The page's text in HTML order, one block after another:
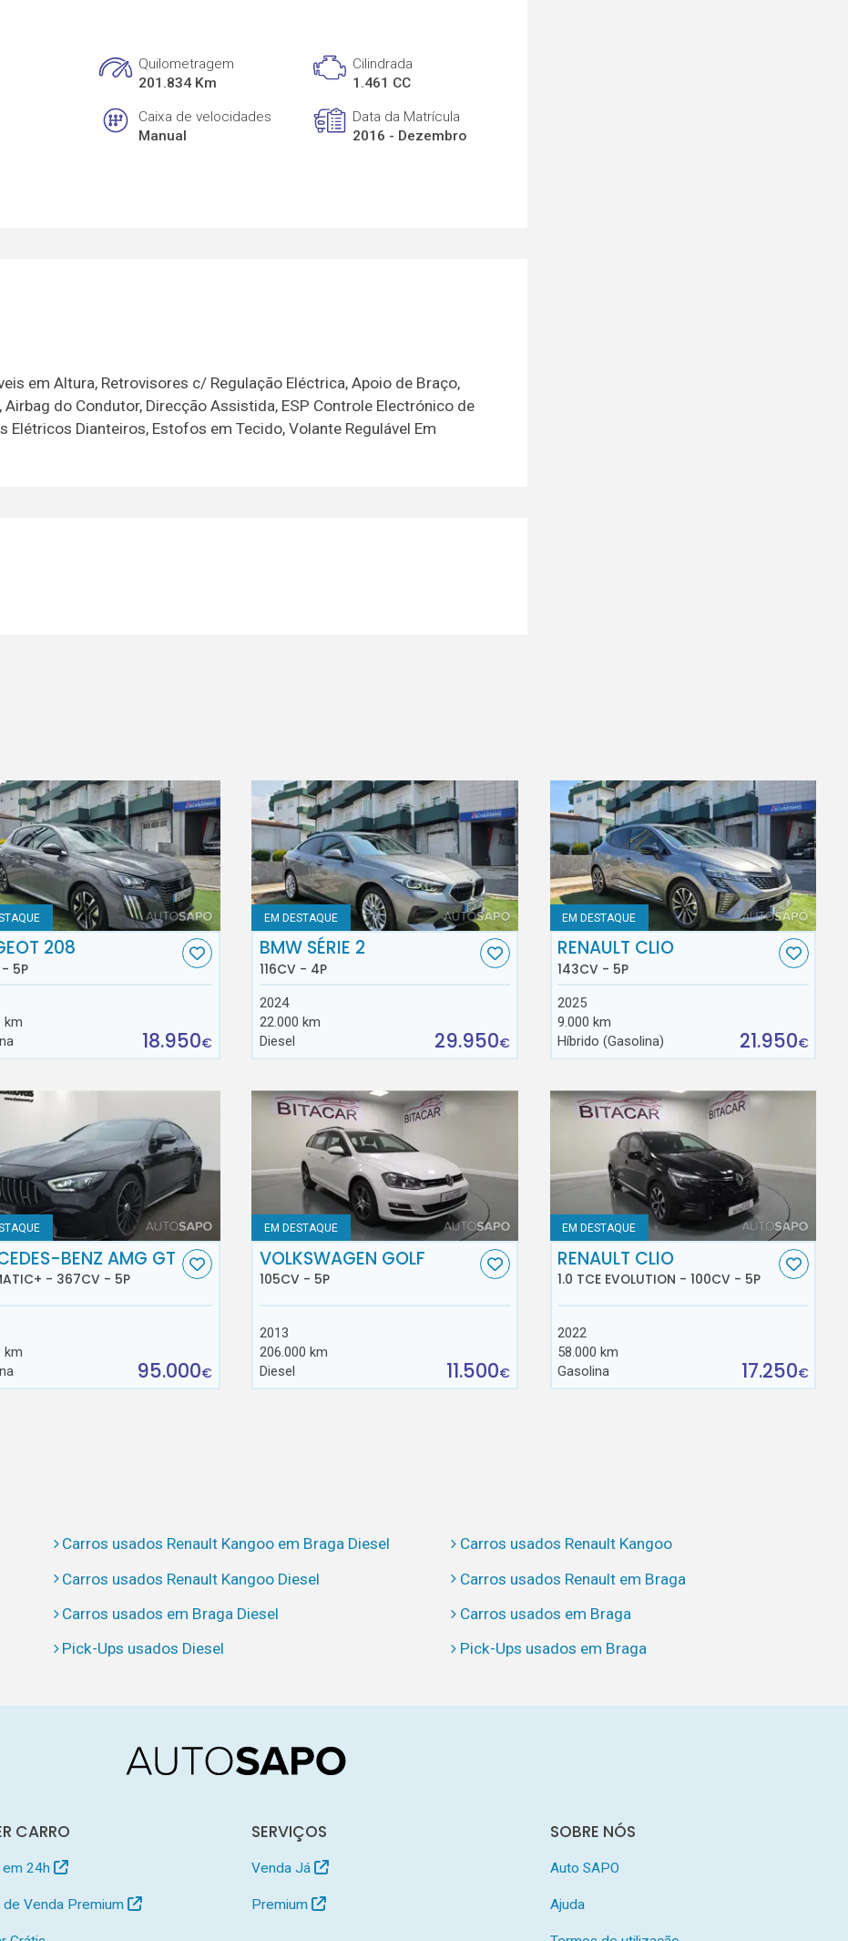
Quilometragem
201.834 Km
Cilindrada
1.461 CC
Caixa de velocidades
Manual
Data da Matrícula
2016 - Dezembro
em Altura, Retrovisores c/ Regulação Eléctrica, Apoio de Braço,
do Condutor, Direcção Assistida, ESP Controle Electrónico de
Elétricos Dianteiros, Estofos em Tecido, Volante Regulável Em
208
- 5P
km
18.950€
EM DESTAQUE
BMW SÉRIE 2
116CV - 4P
2024
22.000 km
Diesel
29.950€
EM DESTAQUE
RENAULT CLIO
143CV - 5P
2025
9.000 km
Híbrido (Gasolina)
21.950€
BENZ AMG GT
- 367CV - 5P
km
95.000€
EM DESTAQUE
VOLKSWAGEN GOLF
105CV - 5P
2013
206.000 km
Diesel
11.500€
EM DESTAQUE
RENAULT CLIO
1.0 TCE EVOLUTION - 100CV - 5P
2022
58.000 km
Gasolina
17.250€
Carros usados Renault Kangoo em Braga Diesel
Carros usados Renault Kangoo
Carros usados Renault Kangoo Diesel
Carros usados Renault em Braga
Carros usados em Braga Diesel
Carros usados em Braga
Pick-Ups usados Diesel Pick-Ups usados em Braga
CARRO
24h
de Venda Premium
SERVIÇOS
Venda Já
Premium
SOBRE NÓS
Auto SAPO
Ajuda